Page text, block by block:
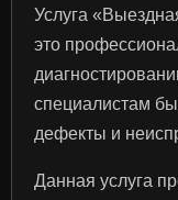
Услуга
это
специалистам
дефекты и
Данная услуга